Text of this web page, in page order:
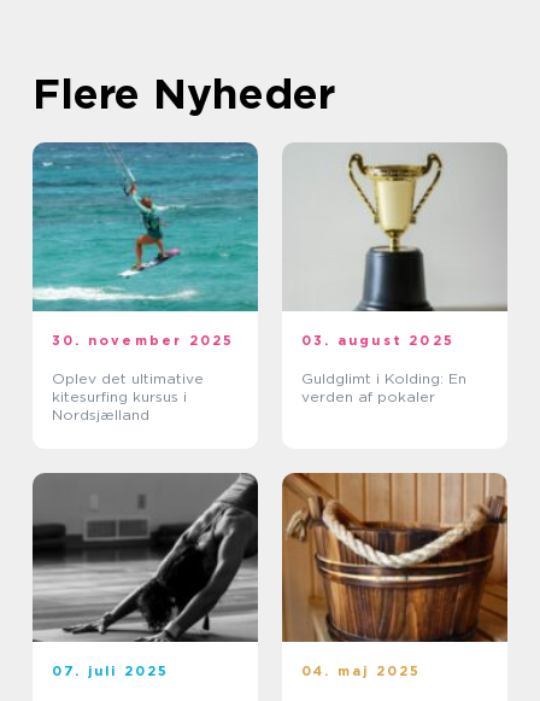
Flere Nyheder
30. november 2025
Oplev det ultimative
kitesurfing kursus i
Nordsjælland
03. august 2025
Guldglimt i Kolding: En
verden af pokaler
07. juli 2025 04. maj 2025